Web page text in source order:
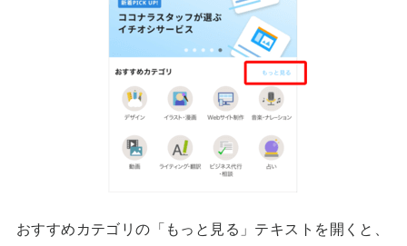
おすすめカテゴリの「もっと見る」テキストを開くと、